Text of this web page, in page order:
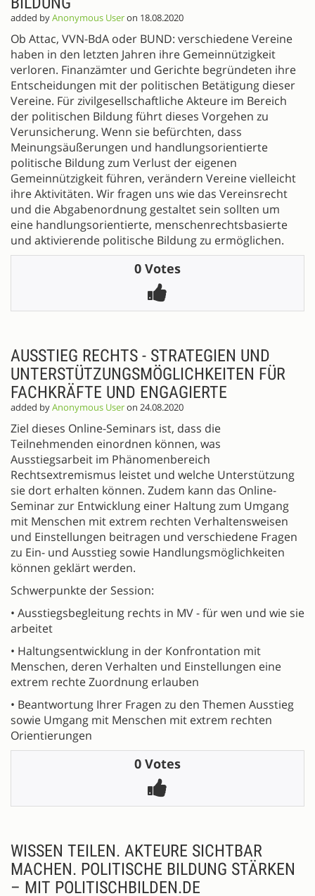
added byAnonymous Useron 18.08.2020
Ob Attac, VVN-BdA oder BUND: verschiedene Vereine
haben in den letzten Jahren ihre Gemeinnützigkeit
verloren. Finanzämter und Gerichte begründeten ihre
Entscheidungen mit der politischen Betätigung dieser
Vereine. Für zivilgesellschaftliche Akteure im Bereich
der politischen Bildung führt dieses Vorgehen zu
Verunsicherung. Wenn sie befürchten, dass
Meinungsäußerungen und handlungsorientierte
politische Bildung zum Verlust der eigenen
Gemeinnützigkeit führen, verändern Vereine vielleicht
ihre Aktivitäten. Wir fragen uns wie das Vereinsrecht
und die Abgabenordnung gestaltet sein sollten um
eine handlungsorientierte, menschenrechtsbasierte
und aktivierende politische Bildung zu ermöglichen.
0 Votes
AUSSTIEG RECHTS - STRATEGIEN UND
UNTERSTÜTZUNGSMÖGLICHKEITEN FÜR
FACHKRÄFTE UND ENGAGIERTE
added byAnonymous Useron 24.08.2020
Ziel dieses Online-Seminars ist, dass die
Teilnehmenden einordnen können, was
Ausstiegsarbeit im Phänomenbereich
Rechtsextremismus leistet und welche Unterstützung
sie dort erhalten können. Zudem kann das Online-
Seminar zur Entwicklung einer Haltung zum Umgang
mit Menschen mit extrem rechten Verhaltensweisen
und Einstellungen beitragen und verschiedene Fragen
zu Ein- und Ausstieg sowie Handlungsmöglichkeiten
können geklärt werden.
Schwerpunkte der Session:
• Ausstiegsbegleitung rechts in MV - für wen und wie sie
arbeitet
• Haltungsentwicklung in der Konfrontation mit
Menschen, deren Verhalten und Einstellungen eine
extrem rechte Zuordnung erlauben
• Beantwortung Ihrer Fragen zu den Themen Ausstieg
sowie Umgang mit Menschen mit extrem rechten
Orientierungen
0 Votes
WISSEN TEILEN. AKTEURE SICHTBAR
MACHEN. POLITISCHE BILDUNG STÄRKEN
– MIT POLITISCHBILDEN.DE